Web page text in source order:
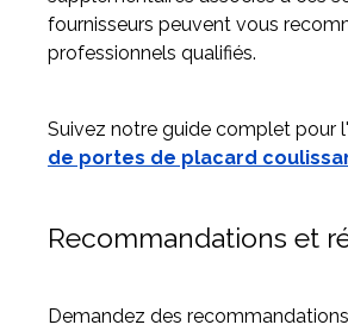
fournisseurs peuvent vous
professionnels qualifiés.
Suivez notre guide complet pour l'
de portes de placard
Recommandations et
Demandez des